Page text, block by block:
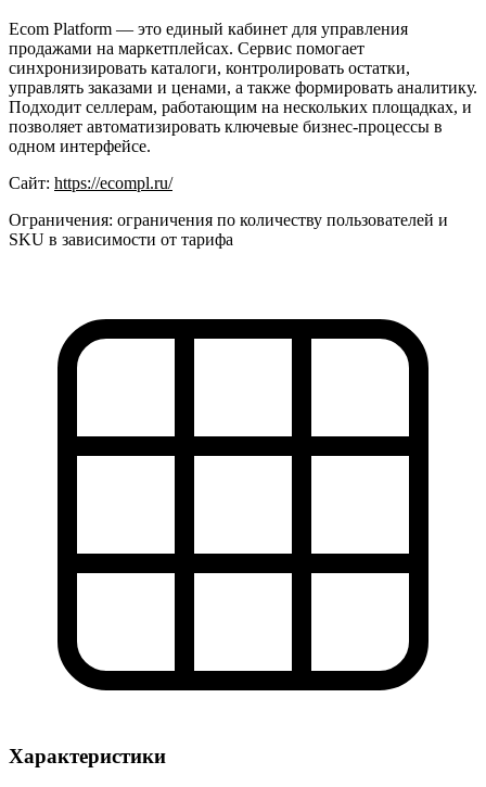
Ecom Platform — это единый кабинет для управления
продажами на маркетплейсах. Сервис помогает
синхронизировать каталоги, контролировать остатки,
управлять заказами и ценами, а также формировать аналитику.
Подходит селлерам, работающим на нескольких площадках, и
позволяет автоматизировать ключевые бизнес-процессы в
одном интерфейсе.
Сайт: https://ecompl.ru/
Ограничения: ограничения по количеству пользователей и
SKU в зависимости от тарифа
Характеристики